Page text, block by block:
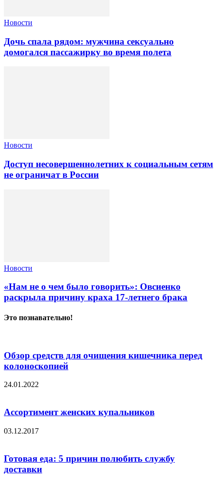
Новости
Дочь спала рядом: мужчина сексуально
домогался пассажирку во время полета
Новости
Доступ несовершеннолетних к социальным сетям
не ограничат в России
Новости
«Нам не о чем было говорить»: Овсиенко
раскрыла причину краха 17-летнего брака
Это познавательно!
Обзор средств для очищения кишечника перед
колоноскопией
24.01.2022
Ассортимент женских купальников
03.12.2017
Готовая еда: 5 причин полюбить службу
доставки